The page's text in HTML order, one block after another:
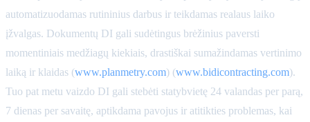
automatizuodamas rutininius darbus ir teikdamas realaus laiko
įžvalgas. Dokumentų DI gali sudėtingus brėžinius paversti
momentiniais medžiagų kiekiais, drastiškai sumažindamas vertinimo
laiką ir klaidas (www.planmetry.com) (www.bidicontracting.com).
Tuo pat metu vaizdo DI gali stebėti statybvietę 24 valandas per parą,
7 dienas per savaitę, aptikdama pavojus ir atitikties problemas, kai